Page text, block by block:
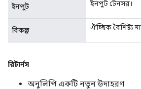
ইনপুট ইনপুট টেনসর।
বিকল্প ঐচ্ছিক বৈশিষ্ট্য
রিটার্নস
অনুলিপি একটি নতুন উদাহরণ